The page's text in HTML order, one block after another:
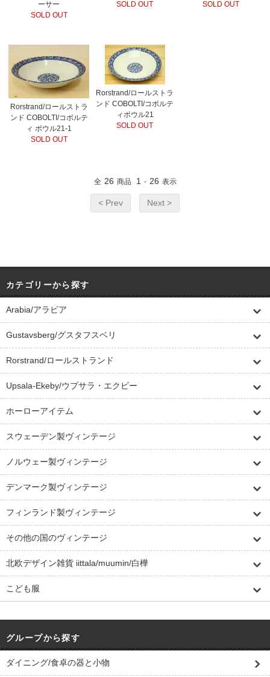
ーサー
SOLD OUT
SOLD OUT SOLD OUT
Rorstrand/ロールストラ
ンド COBOLTI/コボルテ
ィ ボウル21-1
SOLD OUT
Rorstrand/ロールストラ
ンド COBOLTI/コボルテ
ィボウル21
SOLD OUT
全 26 商品 1 - 26 表示
< Prev Next >
カテゴリーから探す
Arabia/アラビア
Gustavsberg/グスタフスベリ
Rorstrand/ロールストランド
Upsala-Ekeby/ウプサラ・エクビー
ホーローアイテム
スウェーデン製ヴィンテージ
ノルウェー製ヴィンテージ
デンマーク製ヴィンテージ
フィンランド製ヴィンテージ
その他の国のヴィンテージ
北欧デザイン雑貨 iittala/muumin/白樺
こども服
グループから探す
ダイニング/食卓の器と小物